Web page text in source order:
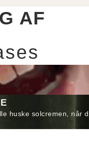
AF
solcremen, når